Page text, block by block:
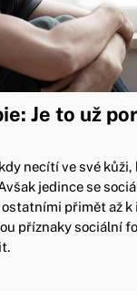
Je to už
necítí ve své
jedince se
přimět až
příznaky sociální